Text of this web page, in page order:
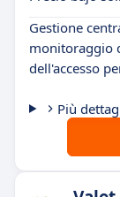
Gestione
monitoraggio
dell'accesso
Più